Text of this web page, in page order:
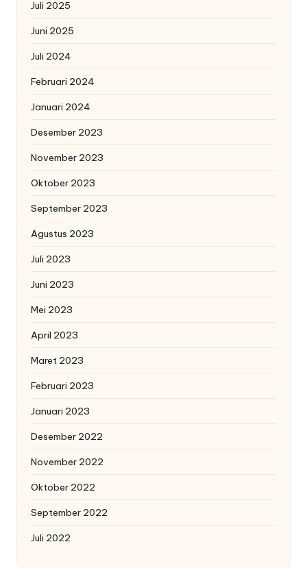
Juli 2025
Juni 2025
Juli 2024
Februari 2024
Januari 2024
Desember 2023
November 2023
Oktober 2023
September 2023
Agustus 2023
Juli 2023
Juni 2023
Mei 2023
April 2023
Maret 2023
Februari 2023
Januari 2023
Desember 2022
November 2022
Oktober 2022
September 2022
Juli 2022